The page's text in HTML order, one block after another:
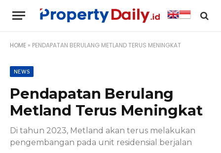
HOME » PENDAPATAN BERULANG METLAND TERUS MENINGKAT
NEWS
Pendapatan Berulang
Metland Terus Meningkat
Di tahun 2023, Metland akan terus melakukan
pengembangan pada unit residensial berjalan